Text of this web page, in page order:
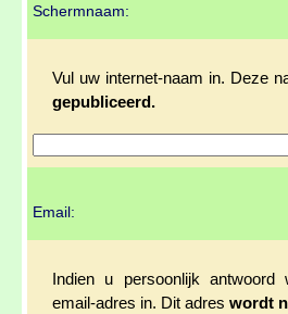
Schermnaam:
Vul uw internet-naam in. Deze
gepubliceerd.
Email:
Indien u persoonlijk
email-adres in. Dit adres wordt